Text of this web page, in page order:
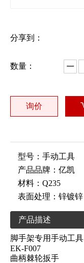
分享到：
数量：
询价
型号： 手动工具
产品品牌： 亿凯
材料： Q235
表面处理： 锌镀锌
产品描述
脚手架专用手动工具
EK-F007
曲柄棘轮扳手